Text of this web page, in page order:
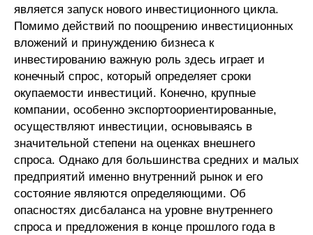
Поступление
Обучение
Нормативные документы
Диссертационный совет
О совете
Материалы
Конкурсы и вакансии
является запуск нового инвестиционного цикла.
Помимо действий по поощрению инвестиционных
вложений и принуждению бизнеса к
инвестированию важную роль здесь играет и
конечный спрос, который определяет сроки
окупаемости инвестиций. Конечно, крупные
компании, особенно экспортоориентированные,
осуществляют инвестиции, основываясь в
значительной степени на оценках внешнего
спроса. Однако для большинства средних и малых
предприятий именно внутренний рынок и его
состояние являются определяющими. Об
опасностях дисбаланса на уровне внутреннего
спроса и предложения в конце прошлого года в